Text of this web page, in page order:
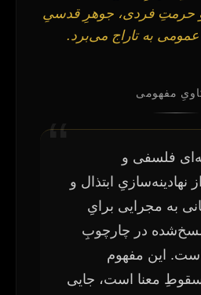
حرمتِ فردی، جوهرِ قدسیِ
به تاراج می‌برد.
مفهومی
فلسفی و
ابتذال و
به مجرایی برایِ
مسخ‌شده در چارچوبِ
است. این مفهوم
سقوطِ معنا است، جایی